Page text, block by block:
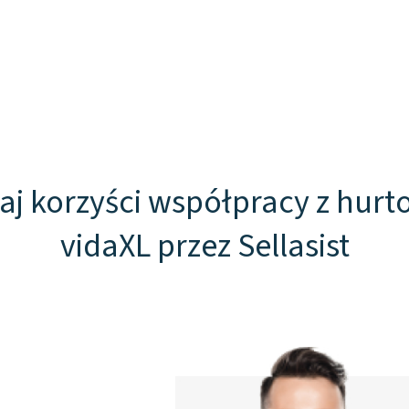
korzyści współpracy z
vidaXL przez Sellasist